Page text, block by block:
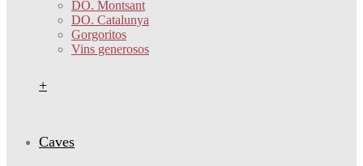
DO. Montsant
DO. Catalunya
Gorgoritos
Vins generosos
+
Caves